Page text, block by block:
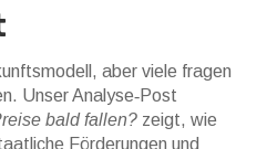
aber viele fragen
Unser Analyse‑Post
bald fallen? zeigt, wie
Förderungen und